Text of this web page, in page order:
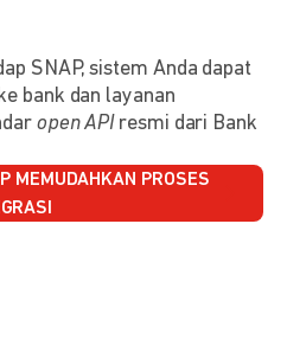
SNAP, sistem Anda dapat
bank dan layanan
open APIresmi dari Bank
MEMUDAHKAN PROSES